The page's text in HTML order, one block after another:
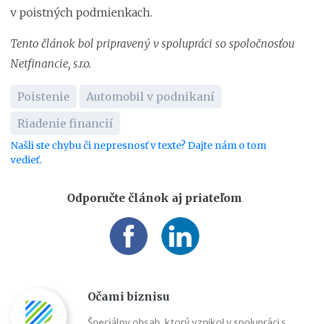
v poistných podmienkach.
Tento článok bol pripravený v spolupráci so spoločnosťou
Netfinancie, s.r.o.
Poistenie
Automobil v podnikaní
Riadenie financií
Našli ste chybu či nepresnosť v texte? Dajte nám o tom
vedieť.
Odporučte článok aj priateľom
Očami biznisu